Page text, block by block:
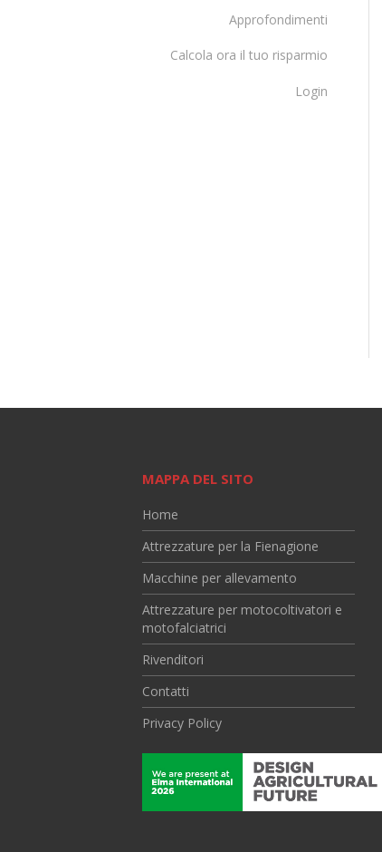
Approfondimenti
Calcola ora il tuo risparmio
Login
MAPPA DEL SITO
Home
Attrezzature per la Fienagione
Macchine per allevamento
Attrezzature per motocoltivatori e
motofalciatrici
Rivenditori
Contatti
Privacy Policy